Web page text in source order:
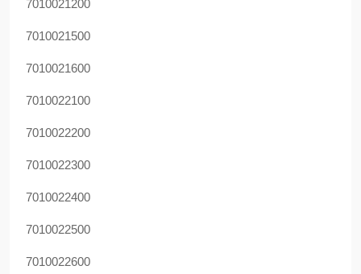
7010021200
7010021500
7010021600
7010022100
7010022200
7010022300
7010022400
7010022500
7010022600